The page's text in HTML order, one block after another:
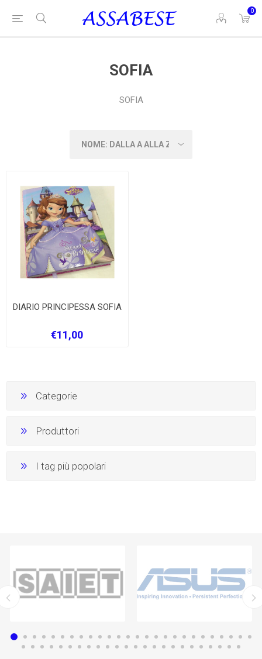
0
SOFIA
SOFIA
DIARIO PRINCIPESSA SOFIA
€11,00
Categorie
Produttori
I tag più popolari